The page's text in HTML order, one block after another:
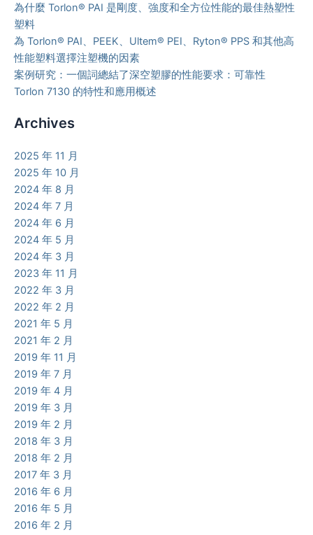
為什麼 Torlon® PAI 是剛度、強度和全方位性能的最佳熱塑性
塑料
為 Torlon® PAI、PEEK、Ultem® PEI、Ryton® PPS 和其他高
性能塑料選擇注塑機的因素
案例研究：一個詞總結了深空塑膠的性能要求：可靠性
Torlon 7130 的特性和應用概述
Archives
2025 年 11 月
2025 年 10 月
2024 年 8 月
2024 年 7 月
2024 年 6 月
2024 年 5 月
2024 年 3 月
2023 年 11 月
2022 年 3 月
2022 年 2 月
2021 年 5 月
2021 年 2 月
2019 年 11 月
2019 年 7 月
2019 年 4 月
2019 年 3 月
2019 年 2 月
2018 年 3 月
2018 年 2 月
2017 年 3 月
2016 年 6 月
2016 年 5 月
2016 年 2 月